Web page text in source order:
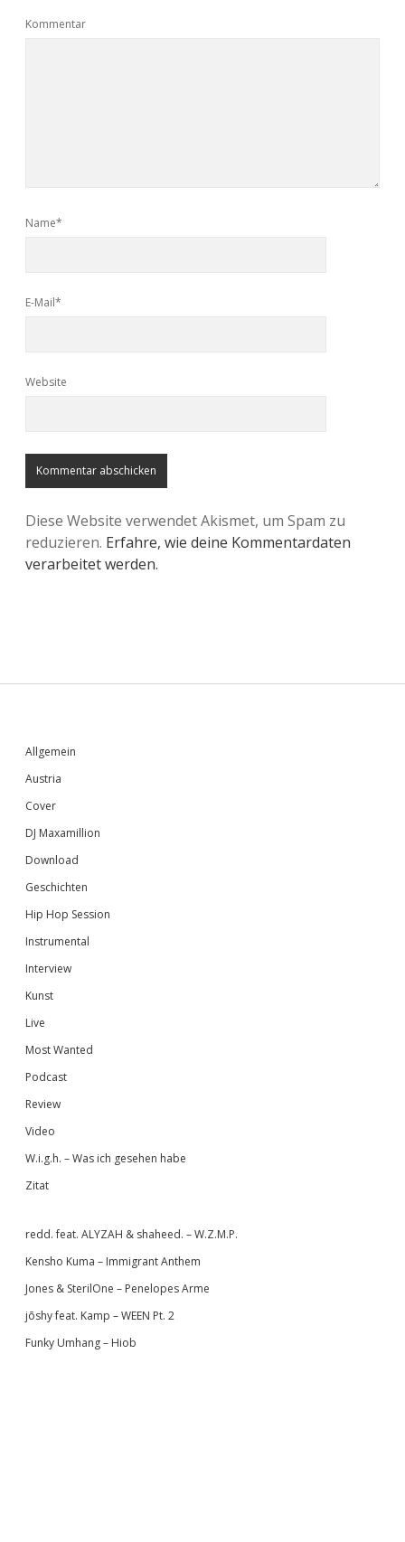
Kommentar
Name*
E-Mail*
Website
Diese Website verwendet Akismet, um Spam zu
reduzieren. Erfahre, wie deine Kommentardaten
verarbeitet werden.
Sidebar
Allgemein
Austria
Cover
DJ Maxamillion
Download
Geschichten
Hip Hop Session
Instrumental
Interview
Kunst
Live
Most Wanted
Podcast
Review
Video
W.i.g.h. – Was ich gesehen habe
Zitat
redd. feat. ALYZAH & shaheed. – W.Z.M.P.
Kensho Kuma – Immigrant Anthem
Jones & SterilOne – Penelopes Arme
jōshy feat. Kamp – WEEN Pt. 2
Funky Umhang – Hiob